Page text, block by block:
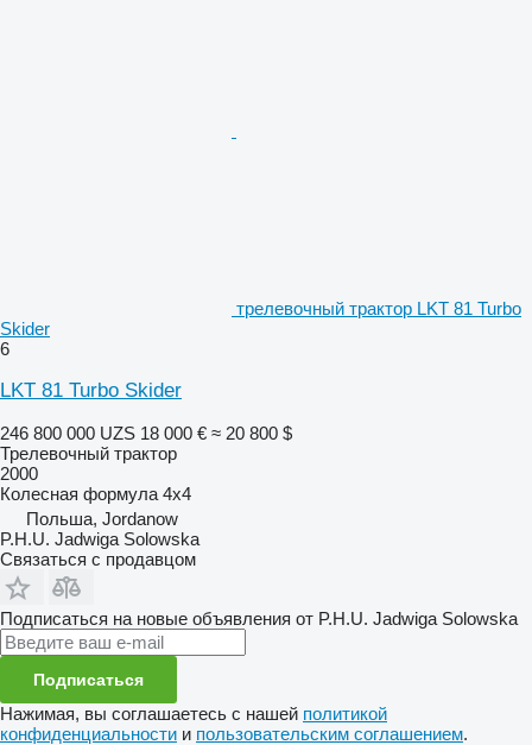
трелевочный трактор LKT 81 Turbo
Skider
6
LKT 81 Turbo Skider
246 800 000 UZS 18 000 € ≈ 20 800 $
Трелевочный трактор
2000
Колесная формула 4x4
Польша, Jordanow
P.H.U. Jadwiga Solowska
Связаться с продавцом
Подписаться на новые объявления от P.H.U. Jadwiga Solowska
Подписаться
Нажимая, вы соглашаетесь с нашей политикой
конфиденциальности и пользовательским соглашением.